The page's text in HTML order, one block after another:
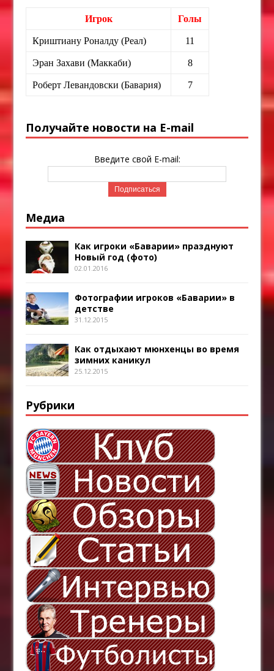
Игрок Голы
Криштиану Роналду (Реал) 11
Эран Захави (Маккаби) 8
Роберт Левандовски (Бавария) 7
Получайте новости на E-mail
Введите свой E-mail:
Медиа
Как игроки «Баварии» празднуют
Новый год (фото)
02.01.2016
Фотографии игроков «Баварии» в
детстве
31.12.2015
Как отдыхают мюнхенцы во время
зимних каникул
25.12.2015
Рубрики